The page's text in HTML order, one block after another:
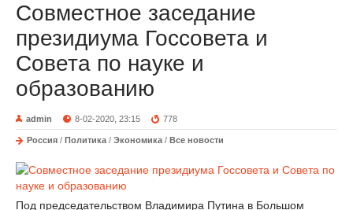
Совместное заседание
президиума Госсовета и
Совета по науке и
образованию
admin 8-02-2020, 23:15 778
Россия / Политика / Экономика / Все новости
Под председательством Владимира Путина в Большом